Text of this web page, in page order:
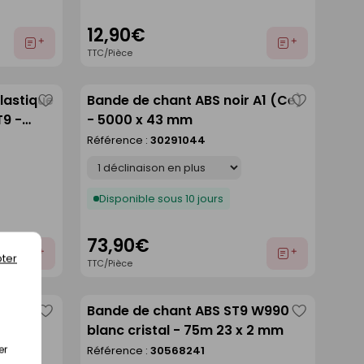
Ajouter
12,90€
TTC/Pièce
Ajouter
-
Ajouter
EnregistrerBande de chant ABS noir A1 (Ce)
- 5000 x 43 mm
Référence : 30291044
Disponible sous 10 jours
73,90€
TTC/Pièce
Ajouter
Enregistrer
comme
Bande de chant ABS ST9 W990
blanc cristal - 75m 23 x 2 mm
Référence : 30568241